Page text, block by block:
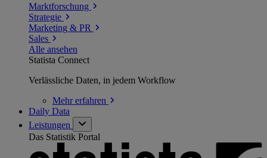
Marktforschung
Strategie
Marketing & PR
Sales
Alle ansehen
Statista Connect
Verlässliche Daten, in jedem Workflow
Mehrerfahren
Daily Data
Leistungen
Das Statistik Portal